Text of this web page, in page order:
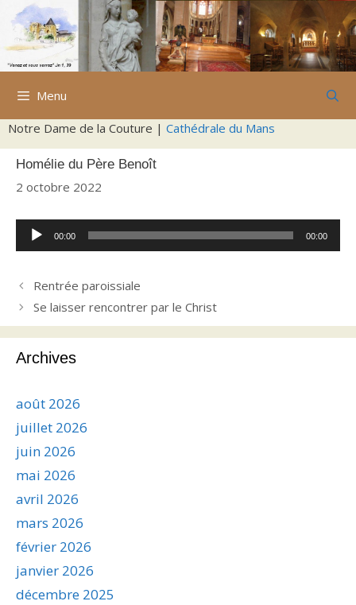
Aller
contenu
Menu
Notre Dame de la Couture | Cathédrale du Mans
Homélie du Père Benoît
2 octobre 2022
Lecteur
audio
00:00 00:00
Rentrée paroissiale
Se laisser rencontrer par le Christ
Archives
août 2026
juillet 2026
juin 2026
mai 2026
avril 2026
mars 2026
février 2026
janvier 2026
décembre 2025